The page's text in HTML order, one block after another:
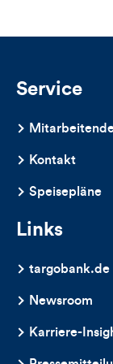
Service
Kontakt
Speisepläne
Links
targobank.de
Newsroom
Karriere-